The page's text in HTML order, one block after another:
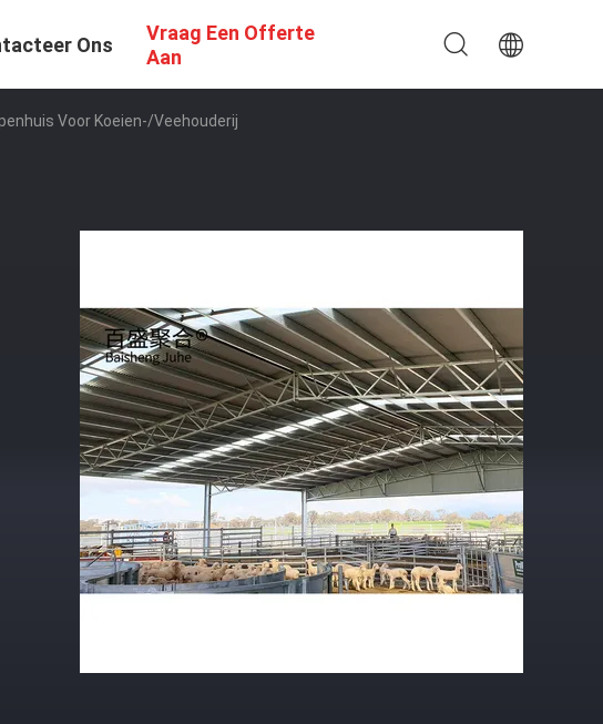
Ons
Vraag Een Offerte
Aan
Voor Koeien-/veehouderij